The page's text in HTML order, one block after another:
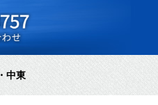
中東